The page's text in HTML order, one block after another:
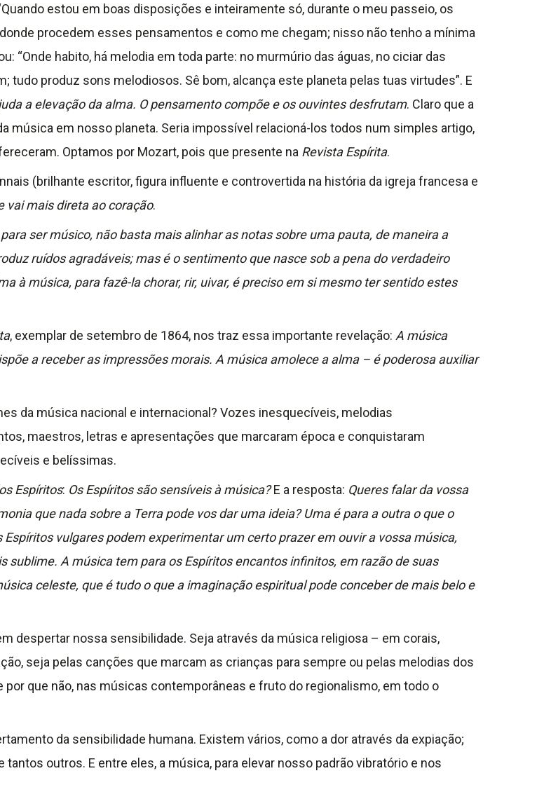
estou em boas disposições e inteiramente só, durante o meu passeio, os
procedem esses pensamentos e como me chegam; nisso não tenho a mínima
“Onde habito, há melodia em toda parte: no murmúrio das águas, no ciciar das
produz sons melodiosos. Sê bom, alcança este planeta pelas tuas virtudes”. E
a elevação da alma. O pensamento compõe e os ouvintes desfrutam. Claro que a
música em nosso planeta. Seria impossível relacioná-los todos num simples artigo,
Optamos por Mozart, pois que presente na Revista Espírita.
(brilhante escritor, figura influente e controvertida na história da igreja francesa e
vai mais direta ao coração.
para ser músico, não basta mais alinhar as notas sobre uma pauta, de maneira a
ruídos agradáveis; mas é o sentimento que nasce sob a pena do verdadeiro
à música, para fazê-la chorar, rir, uivar, é preciso em si mesmo ter sentido estes
, exemplar de setembro de 1864, nos traz essa importante revelação: A música
a receber as impressões morais. A música amolece a alma – é poderosa auxiliar
da música nacional e internacional? Vozes inesquecíveis, melodias
maestros, letras e apresentações que marcaram época e conquistaram
e belíssimas.
Espíritos: Os Espíritos são sensíveis à música?E a resposta: Queres falar da vossa
que nada sobre a Terra pode vos dar uma ideia? Uma é para a outra o que o
vulgares podem experimentar um certo prazer em ouvir a vossa música,
sublime. A música tem para os Espíritos encantos infinitos, em razão de suas
celeste, que é tudo o que a imaginação espiritual pode conceber de mais belo e
despertar nossa sensibilidade. Seja através da música religiosa – em corais,
seja pelas canções que marcam as crianças para sempre ou pelas melodias dos
que não, nas músicas contemporâneas e fruto do regionalismo, em todo o
da sensibilidade humana. Existem vários, como a dor através da expiação;
outros. E entre eles, a música, para elevar nosso padrão vibratório e nos